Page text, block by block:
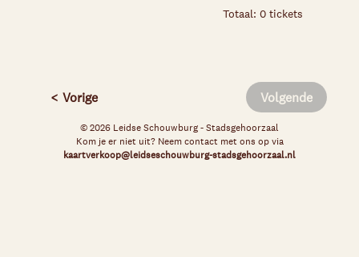
Totaal: 0 tickets
Vorige Volgende
© 2026 Leidse Schouwburg - Stadsgehoorzaal
Kom je er niet uit? Neem contact met ons op via
kaartverkoop@leidseschouwburg-stadsgehoorzaal.nl